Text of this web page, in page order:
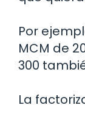
Por
MCM de
300
La